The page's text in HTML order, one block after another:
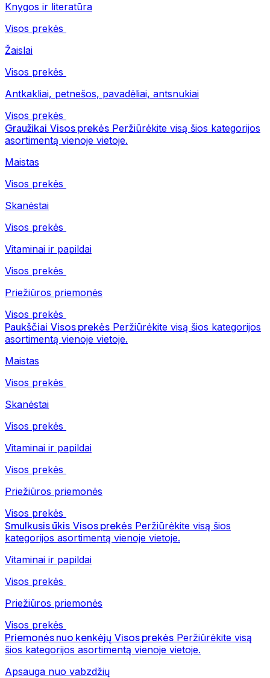
Knygos ir literatūra
Visos prekės
Žaislai
Visos prekės
Antkakliai, petnešos, pavadėliai, antsnukiai
Visos prekės
Graužikai Visos prekės Peržiūrėkite visą šios kategorijos
asortimentą vienoje vietoje.
Maistas
Visos prekės
Skanėstai
Visos prekės
Vitaminai ir papildai
Visos prekės
Priežiūros priemonės
Visos prekės
Paukščiai Visos prekės Peržiūrėkite visą šios kategorijos
asortimentą vienoje vietoje.
Maistas
Visos prekės
Skanėstai
Visos prekės
Vitaminai ir papildai
Visos prekės
Priežiūros priemonės
Visos prekės
Smulkusis ūkis Visos prekės Peržiūrėkite visą šios
kategorijos asortimentą vienoje vietoje.
Vitaminai ir papildai
Visos prekės
Priežiūros priemonės
Visos prekės
Priemonės nuo kenkėjų Visos prekės Peržiūrėkite visą
šios kategorijos asortimentą vienoje vietoje.
Apsauga nuo vabzdžių